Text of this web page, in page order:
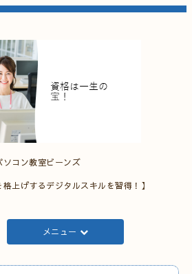
ソコン教室ビーンズ
格上げするデジタルスキルを習得！】
メニュー